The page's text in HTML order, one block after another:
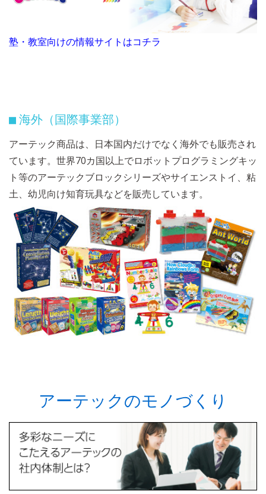
塾・教室向けの情報サイトはコチラ
■ 海外（国際事業部）
アーテック商品は、日本国内だけでなく海外でも販売され
ています。世界70カ国以上でロボットプログラミングキッ
ト等のアーテックブロックシリーズやサイエンストイ、粘
土、幼児向け知育玩具などを販売しています。
アーテックのモノづくり